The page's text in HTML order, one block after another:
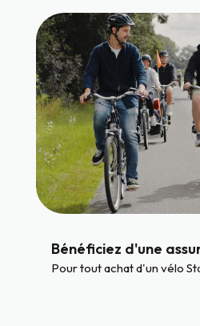
Bénéficiez d'une
Pour tout achat d'un vélo